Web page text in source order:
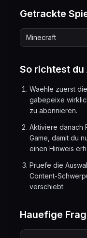
Getrackte
Minecraft
So richtest
Waehle zuerst
gabepeixe
zu abonnieren.
Aktiviere danach
Game, damit du
einen Hinweis
Pruefe die
Content-
verschiebt.
Hauefige